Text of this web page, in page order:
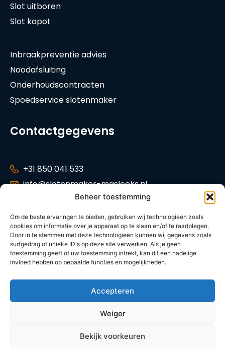
Beheer toestemming
Om de beste ervaringen te bieden, gebruiken wij technologieën zoals
cookies om informatie over je apparaat op te slaan en/of te raadplegen.
Door in te stemmen met deze technologieën kunnen wij gegevens zoals
surfgedrag of unieke ID's op deze site verwerken. Als je geen
toestemming geeft of uw toestemming intrekt, kan dit een nadelige
invloed hebben op bepaalde functies en mogelijkheden.
Accepteren
Weiger
Bekijk voorkeuren
Slot uitboren
Slot kapot
Inbraakpreventie advies
Noodafsluiting
Onderhoudscontracten
Spoedservice slotenmaker
Contactgegevens
+31 850 041 533
info@slotenmaker-maslocks.nl
Tankenberg 34,
2716 GP Zoetermeer
KVK: 42014621
Tarieven
© 2026 | Slotenmaker-maslocks.nl
Algemene voorwaarden